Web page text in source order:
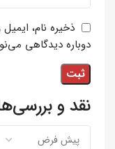
نقد و
ذخیره نام،
دوباره دیدگاهی